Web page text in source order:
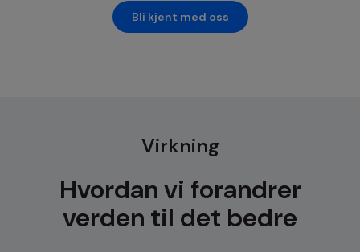
Bli kjent med oss
Virkning
Hvordan vi forandrer
verden til det bedre